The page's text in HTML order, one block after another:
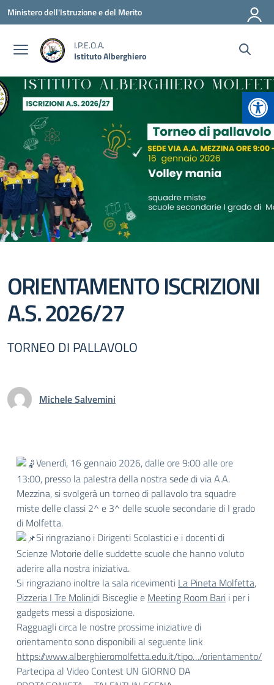
Vai ai contenuti
Vai al menu di navigazione
Vai al footer
Ministero dell'Istruzione e del Merito
I.P.E.O.A.
Istituto Alberghiero
ORIENTAMENTO ISCRIZIONI
A.S. 2026/27
TORNEO DI PALLAVOLO
Michele Salvemini
Venerdì, 16 gennaio 2026, dalle ore 9:00 alle ore
13:00, presso la palestra della nostra sede di via A.A.
Mezzina, si svolgerà un torneo di pallavolo tra squadre
miste delle classi 2^ e 3^ delle scuole secondarie di I grado
di Molfetta.
Si ringraziano i Dirigenti Scolastici e i docenti di
Scienze Motorie delle suddette scuole che hanno voluto
aderire alla nostra iniziativa.
Si ringraziano inoltre la sala ricevimenti La Pineta Molfetta,
Pizzeria I Tre Molinidi Bisceglie e Meeting Room Bari i per i
gadgets messi a disposizione.
Ragguagli circa le nostre prossime iniziative di
orientamento sono disponibili al seguente link
https://www.alberghieromolfetta.edu.it/tipo…/orientamento/
Partecipa al Video Contest UN GIORNO DA